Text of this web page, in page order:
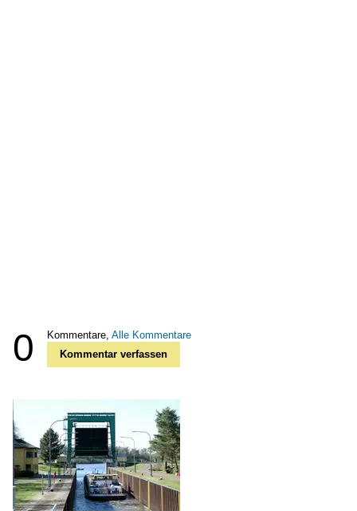
0 Kommentare, Alle Kommentare
Kommentar verfassen